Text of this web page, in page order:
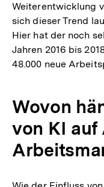
Weiterentwicklung
sich dieser Trend
Hier hat der noch
Jahren 2016 bis
48.000 neue
Wovon
von KI auf